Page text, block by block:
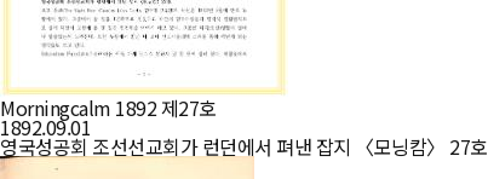
Morningcalm 1892 제27호
1892.09.01
영국성공회 조선선교회가 런던에서 펴낸 잡지 〈모닝캄〉 27호